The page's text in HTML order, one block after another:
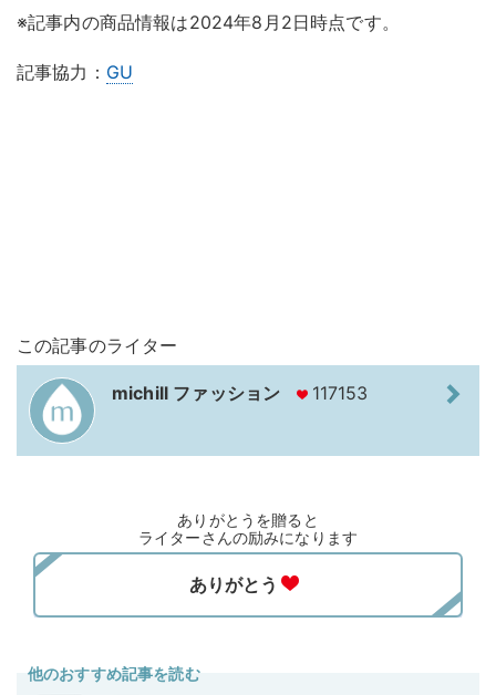
※記事内の商品情報は2024年8月2日時点です。
記事協力： GU
この記事のライター
michill ファッション 117153
ありがとうを贈ると
ライターさんの励みになります
他のおすすめ記事を読む